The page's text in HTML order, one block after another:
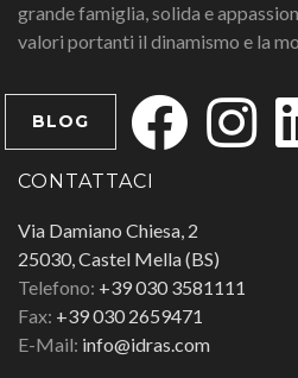
grande famiglia, solida e
valori portanti il dinamismo e la
BLOG
CONTATTACI
Via Damiano Chiesa, 2
25030, Castel Mella (BS)
Telefono: +39 030 3581111
Fax: +39 030 2659471
E-Mail: info@idras.com